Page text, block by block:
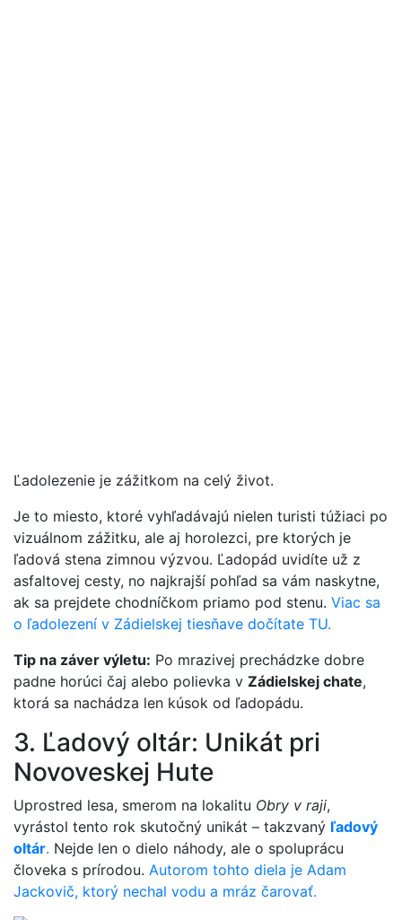
Ľadolezenie je zážitkom na celý život.
Je to miesto, ktoré vyhľadávajú nielen turisti túžiaci po
vizuálnom zážitku, ale aj horolezci, pre ktorých je
ľadová stena zimnou výzvou. Ľadopád uvidíte už z
asfaltovej cesty, no najkrajší pohľad sa vám naskytne,
ak sa prejdete chodníčkom priamo pod stenu. Viac sa
o ľadolezení v Zádielskej tiesňave dočítate TU.
Tip na záver výletu: Po mrazivej prechádzke dobre
padne horúci čaj alebo polievka v Zádielskej chate,
ktorá sa nachádza len kúsok od ľadopádu.
3. Ľadový oltár: Unikát pri
Novoveskej Hute
Uprostred lesa, smerom na lokalitu Obry v raji,
vyrástol tento rok skutočný unikát – takzvaný ľadový
oltár. Nejde len o dielo náhody, ale o spoluprácu
človeka s prírodou. Autorom tohto diela je Adam
Jackovič, ktorý nechal vodu a mráz čarovať.